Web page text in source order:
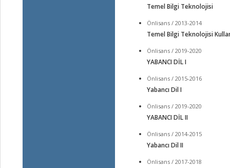
Temel Bilgi Teknolojisi
Önlisans / 2013-2014
Temel Bilgi Teknolojisi
Önlisans / 2019-2020
YABANCI DİL I
Önlisans / 2015-2016
Yabancı Dil I
Önlisans / 2019-2020
YABANCI DİL II
Önlisans / 2014-2015
Yabancı Dil II
Önlisans / 2017-2018